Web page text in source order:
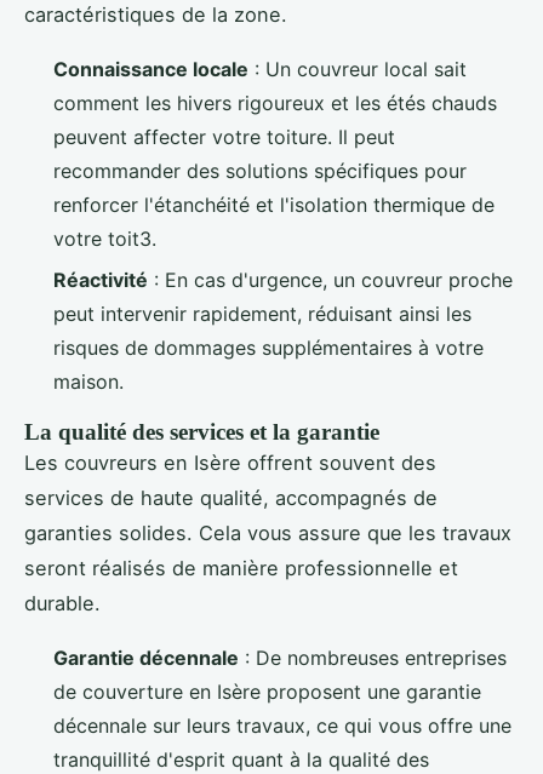
caractéristiques de la zone.
Connaissance locale : Un couvreur local sait
comment les hivers rigoureux et les étés chauds
peuvent affecter votre toiture. Il peut
recommander des solutions spécifiques pour
renforcer l'étanchéité et l'isolation thermique de
votre toit3.
Réactivité : En cas d'urgence, un couvreur proche
peut intervenir rapidement, réduisant ainsi les
risques de dommages supplémentaires à votre
maison.
La qualité des services et la garantie
Les couvreurs en Isère offrent souvent des
services de haute qualité, accompagnés de
garanties solides. Cela vous assure que les travaux
seront réalisés de manière professionnelle et
durable.
Garantie décennale : De nombreuses entreprises
de couverture en Isère proposent une garantie
décennale sur leurs travaux, ce qui vous offre une
tranquillité d'esprit quant à la qualité des